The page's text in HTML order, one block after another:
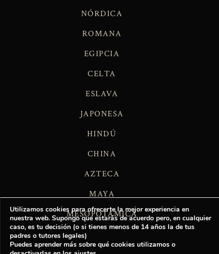
NÓRDICA
ROMANA
EGIPCIA
CELTA
ESLAVA
JAPONESA
HINDÚ
CHINA
AZTECA
MAYA
MESOPOTÁMICA
Utilizamos cookies para ofrecerte la mejor experiencia en
nuestra web. Supongo que estarás de acuerdo pero, en cualquier
caso, es tu decisión (o si tienes menos de 14 años la de tus
padres o tutores legales)
Puedes aprender más sobre qué cookies utilizamos o